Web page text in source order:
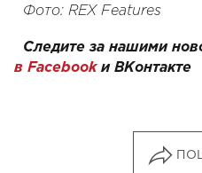
Фото: REX Features
Следите за нашими
в Facebookи ВКонтакте